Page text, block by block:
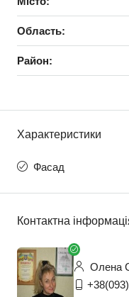
Область:
Район:
Характеристики
Фасад
Контактна
Олена